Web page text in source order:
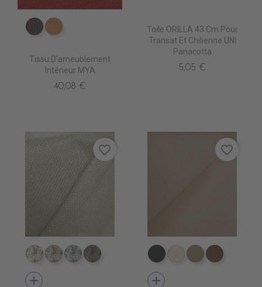
ES3514 Bistre
ES3516 Fauve
Tissu D'ameublement
Intérieur MYA
40,08 €
Toile ORILLA 43 Cm Pour
Transat Et Chilienne UNI
Panacotta
5,05 €
TA1800 IVOIRE
TA1801 BEIGE
TA1802 LINEN
TA1803 FLETCHER
add
favorite_border
EN7005 VERT ANGLAIS
EN7001 CREME
EN7002 BEIGE
EN7003
add
favorite_border